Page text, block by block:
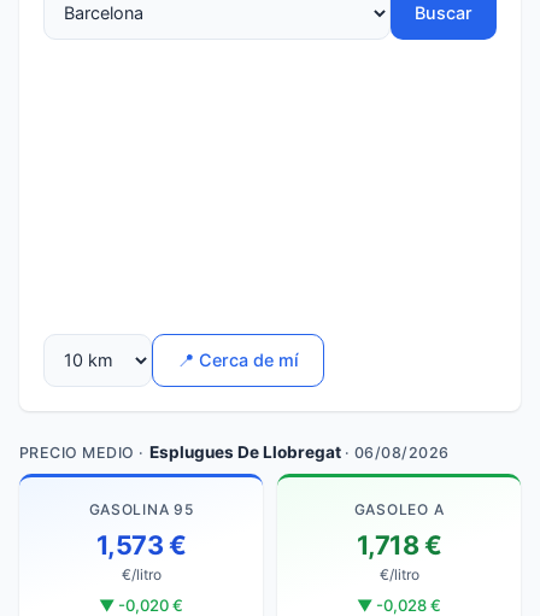
Buscar
📍 Cerca de mí
PRECIO MEDIO · Esplugues De Llobregat· 06/08/2026
GASOLINA 95
1,573 €
€/litro
▼ -0,020 €
GASOLEO A
1,718 €
€/litro
▼ -0,028 €